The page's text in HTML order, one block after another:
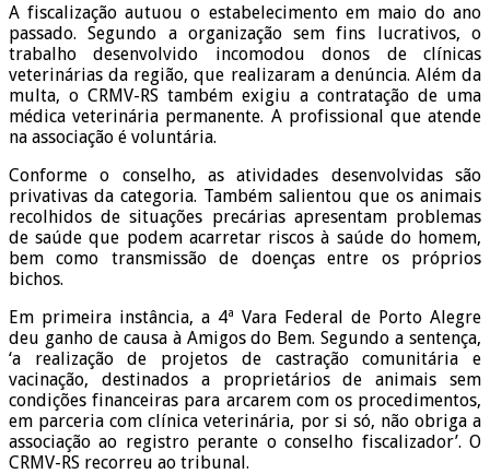
A fiscalização autuou o estabelecimento em maio do ano
passado. Segundo a organização sem fins lucrativos, o
trabalho desenvolvido incomodou donos de clínicas
veterinárias da região, que realizaram a denúncia. Além da
multa, o CRMV-RS também exigiu a contratação de uma
médica veterinária permanente. A profissional que atende
na associação é voluntária.
Conforme o conselho, as atividades desenvolvidas são
privativas da categoria. Também salientou que os animais
recolhidos de situações precárias apresentam problemas
de saúde que podem acarretar riscos à saúde do homem,
bem como transmissão de doenças entre os próprios
bichos.
Em primeira instância, a 4ª Vara Federal de Porto Alegre
deu ganho de causa à Amigos do Bem. Segundo a sentença,
‘a realização de projetos de castração comunitária e
vacinação, destinados a proprietários de animais sem
condições financeiras para arcarem com os procedimentos,
em parceria com clínica veterinária, por si só, não obriga a
associação ao registro perante o conselho fiscalizador’. O
CRMV-RS recorreu ao tribunal.